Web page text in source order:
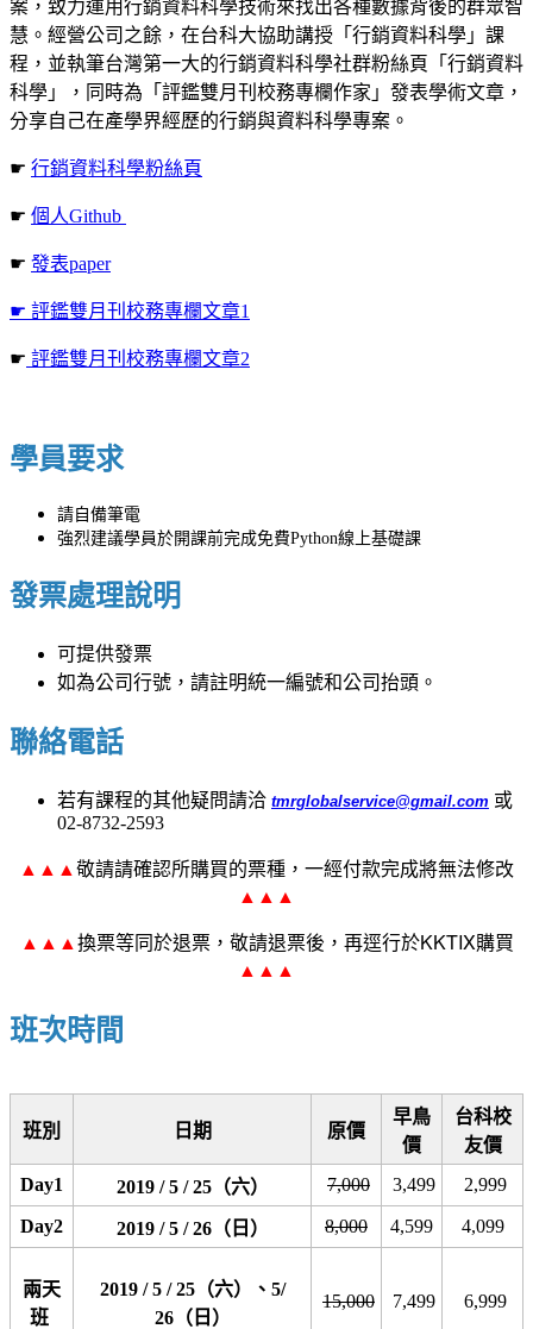
案，致力運用行銷資料科學技術來找出各種數據背後的群眾智
慧。經營公司之餘，在台科大協助講授「行銷資料科學」課
程，並執筆台灣第一大的行銷資料科學社群粉絲頁「行銷資料
科學」，同時為「評鑑雙月刊校務專欄作家」發表學術文章，
分享自己在產學界經歷的行銷與資料科學專案。
☛ 行銷資料科學粉絲頁
☛ 個人Github
☛ 發表paper
☛ 評鑑雙月刊校務專欄文章1
☛ 評鑑雙月刊校務專欄文章2
學員要求
請自備筆電
強烈建議學員於開課前完成免費Python線上基礎課
發票處理說明
可提供發票
如為公司行號，請註明統一編號和公司抬頭。
聯絡電話
若有課程的其他疑問請洽 tmrglobalservice@gmail.com 或
02-8732-2593
▲▲▲ 敬請請確認所購買的票種，一經付款完成將無法修改
▲▲▲
▲▲▲ 換票等同於退票，敬請退票後，再逕行於KKTIX購買
▲▲▲
班次時間
班別 日期 原價
早鳥
價
台科校
友價
Day1
2019 / 5 / 25（六） 7,000 3,499 2,999
Day2 2019 / 5 / 26（日） 8,000 4,599 4,099
兩天
班
2019 / 5 / 25（六）、5/
26（日）
15,000 7,499 6,999